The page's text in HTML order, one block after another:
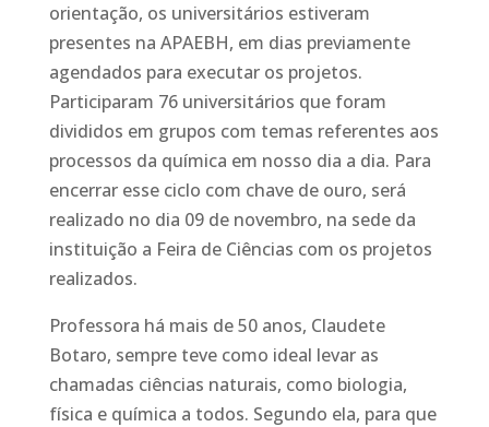
orientação, os universitários estiveram
presentes na APAEBH, em dias previamente
agendados para executar os projetos.
Participaram 76 universitários que foram
divididos em grupos com temas referentes aos
processos da química em nosso dia a dia. Para
encerrar esse ciclo com chave de ouro, será
realizado no dia 09 de novembro, na sede da
instituição a Feira de Ciências com os projetos
realizados.
Professora há mais de 50 anos, Claudete
Botaro, sempre teve como ideal levar as
chamadas ciências naturais, como biologia,
física e química a todos. Segundo ela, para que